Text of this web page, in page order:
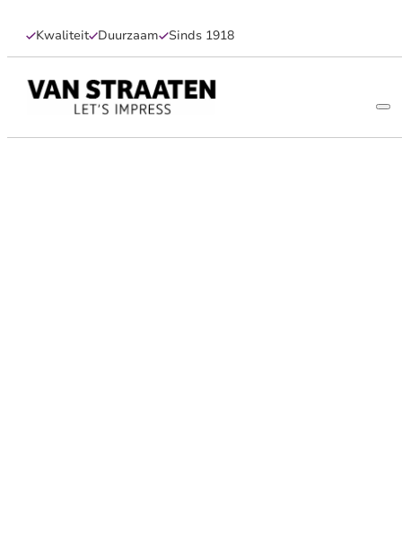
Kwaliteit Duurzaam Sinds 1918